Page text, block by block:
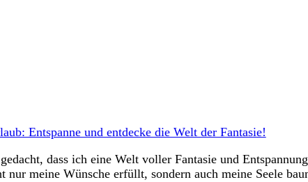
Entspanne und entdecke die Welt der Fantasie!
dass ich eine Welt voller Fantasie und
meine Wünsche erfüllt, sondern auch meine Seele